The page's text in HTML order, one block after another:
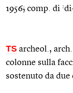
1956; comp. di 2
TS archeol.,
colonne sulla
sostenuto da due